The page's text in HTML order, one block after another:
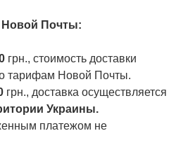
Новой Почты:
грн., стоимость доставки
тарифам Новой Почты.
грн., доставка осуществляется
Украины.
платежом не